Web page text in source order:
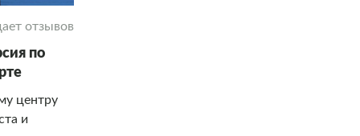
отзывов
по
центру
и